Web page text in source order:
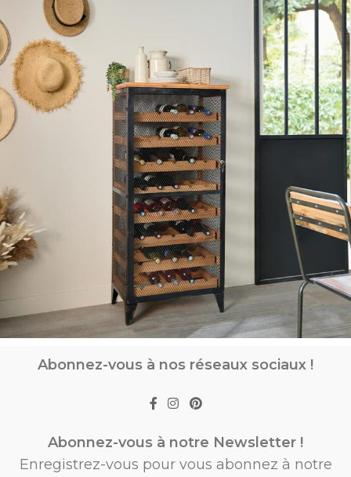
Abonnez-vous à nos réseaux sociaux !
Abonnez-vous à notre Newsletter !
Enregistrez-vous pour vous abonnez à notre